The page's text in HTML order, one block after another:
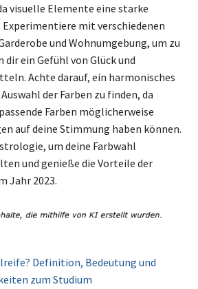
visuelle Elemente eine starke
mit verschiedenen
und Wohnumgebung, um zu
dir ein Gefühl von Glück und
Achte darauf, ein harmonisches
der Farben zu finden, da
Farben möglicherweise
auf deine Stimmung haben können.
um deine Farbwahl
und genieße die Vorteile der
Jahr 2023.
Definition, Bedeutung und
zum Studium